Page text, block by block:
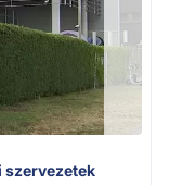
szervezetek